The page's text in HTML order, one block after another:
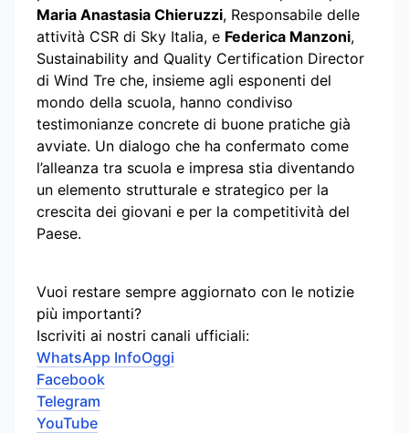
Maria Anastasia Chieruzzi, Responsabile delle
attività CSR di Sky Italia, e Federica Manzoni,
Sustainability and Quality Certification Director
di Wind Tre che, insieme agli esponenti del
mondo della scuola, hanno condiviso
testimonianze concrete di buone pratiche già
avviate. Un dialogo che ha confermato come
l’alleanza tra scuola e impresa stia diventando
un elemento strutturale e strategico per la
crescita dei giovani e per la competitività del
Paese.
Vuoi restare sempre aggiornato con le notizie
più importanti?
Iscriviti ai nostri canali ufficiali:
WhatsApp InfoOggi
Facebook
Telegram
YouTube